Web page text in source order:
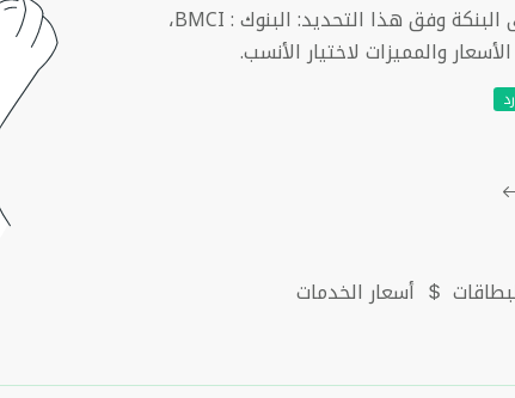
تصفح بطاقات البنوك المغربية على البنكة وفق هذا التحديد: البنوك : BMCI،
والمميزات لاختيار الأنسب.
أسعار الخدمات